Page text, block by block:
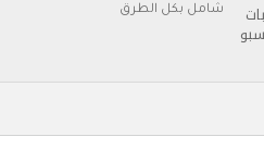
شامل بكل الطرق